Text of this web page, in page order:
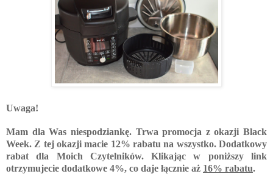
Uwaga!
Mam dla Was niespodziankę. Trwa promocja z okazji Black
Week. Z tej okazji macie 12% rabatu na wszystko. Dodatkowy
rabat dla Moich Czytelników. Klikając w poniższy link
otrzymujecie dodatkowe 4%, co daje łącznie aż 16% rabatu.